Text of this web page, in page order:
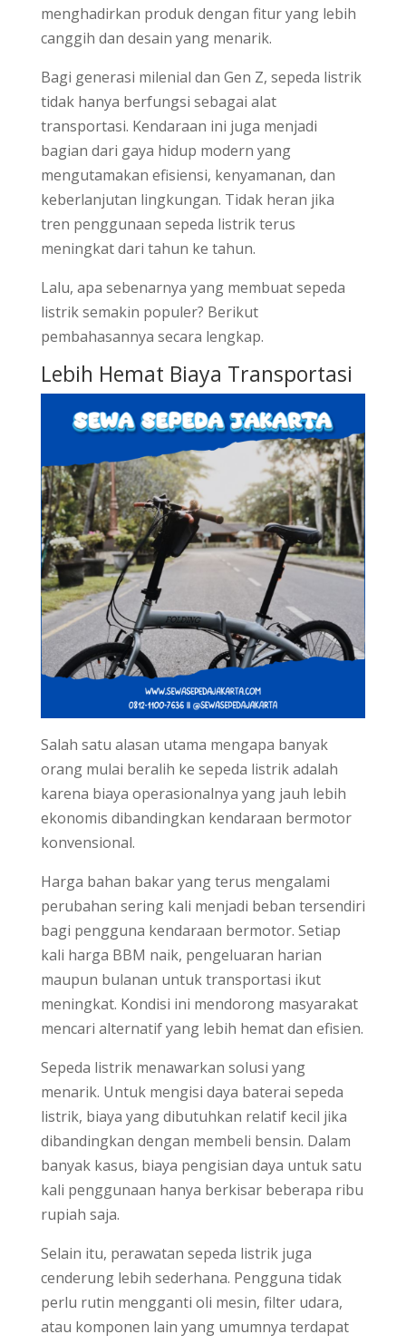
menghadirkan produk dengan fitur yang lebih
canggih dan desain yang menarik.
Bagi generasi milenial dan Gen Z, sepeda listrik
tidak hanya berfungsi sebagai alat
transportasi. Kendaraan ini juga menjadi
bagian dari gaya hidup modern yang
mengutamakan efisiensi, kenyamanan, dan
keberlanjutan lingkungan. Tidak heran jika
tren penggunaan sepeda listrik terus
meningkat dari tahun ke tahun.
Lalu, apa sebenarnya yang membuat sepeda
listrik semakin populer? Berikut
pembahasannya secara lengkap.
Lebih Hemat Biaya Transportasi
Salah satu alasan utama mengapa banyak
orang mulai beralih ke sepeda listrik adalah
karena biaya operasionalnya yang jauh lebih
ekonomis dibandingkan kendaraan bermotor
konvensional.
Harga bahan bakar yang terus mengalami
perubahan sering kali menjadi beban tersendiri
bagi pengguna kendaraan bermotor. Setiap
kali harga BBM naik, pengeluaran harian
maupun bulanan untuk transportasi ikut
meningkat. Kondisi ini mendorong masyarakat
mencari alternatif yang lebih hemat dan efisien.
Sepeda listrik menawarkan solusi yang
menarik. Untuk mengisi daya baterai sepeda
listrik, biaya yang dibutuhkan relatif kecil jika
dibandingkan dengan membeli bensin. Dalam
banyak kasus, biaya pengisian daya untuk satu
kali penggunaan hanya berkisar beberapa ribu
rupiah saja.
Selain itu, perawatan sepeda listrik juga
cenderung lebih sederhana. Pengguna tidak
perlu rutin mengganti oli mesin, filter udara,
atau komponen lain yang umumnya terdapat